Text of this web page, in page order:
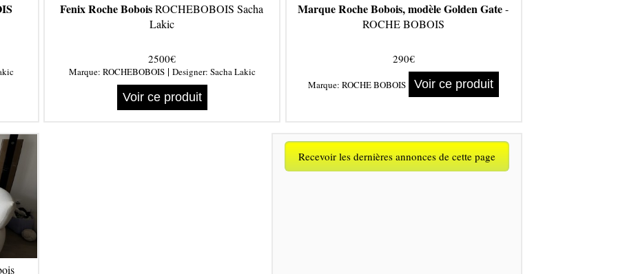
Fenix Roche BoboisROCHEBOBOIS Sacha
Lakic
2500€
Marque: ROCHEBOBOIS| Designer: Sacha Lakic
Voir ce produit
Marque Roche Bobois, modèle Golden Gate-
ROCHE BOBOIS
290€
Marque: ROCHE BOBOIS Voir ce produit
Recevoir les dernières annonces de cette page